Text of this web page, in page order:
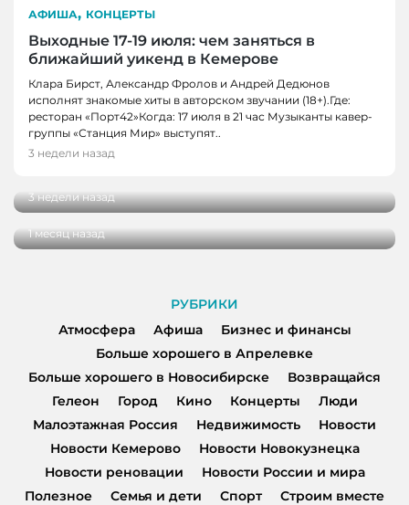
АФИША, КОНЦЕРТЫ
Выходные 17-19 июля: чем заняться в
ближайший уикенд в Кемерове
Клара Бирст, Александр Фролов и Андрей Дедюнов
исполнят знакомые хиты в авторском звучании (18+).Где:
ресторан «Порт42»Когда: 17 июля в 21 час Музыканты кавер-
группы «Станция Мир» выступят..
3 недели назад
АФИША
В Кемерове 24 июля откроется выставка
3 недели назад
АФИША, КОНЦЕРТЫ, ТЕАТРЫ
ближайший уикенд в Кемерове
1 месяц назад
РУБРИКИ
Атмосфера
Афиша
Бизнес и финансы
Больше хорошего в Апрелевке
Больше хорошего в Новосибирске
Возвращайся
Гелеон
Город Кино Концерты
Люди
Малоэтажная Россия
Недвижимость
Новости
Новости Кемерово
Новости Новокузнецка
Новости реновации
Новости России и мира
Полезное
Семья и дети Спорт
Строим вместе